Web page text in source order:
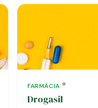
FARMÁCIA
Drogasil